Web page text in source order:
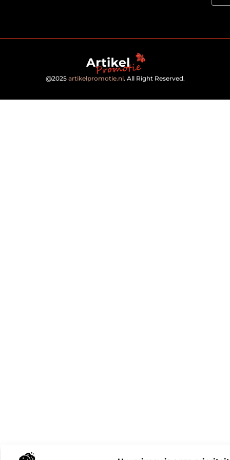
@2025 artikelpromotie.nl. All Right Reserved.